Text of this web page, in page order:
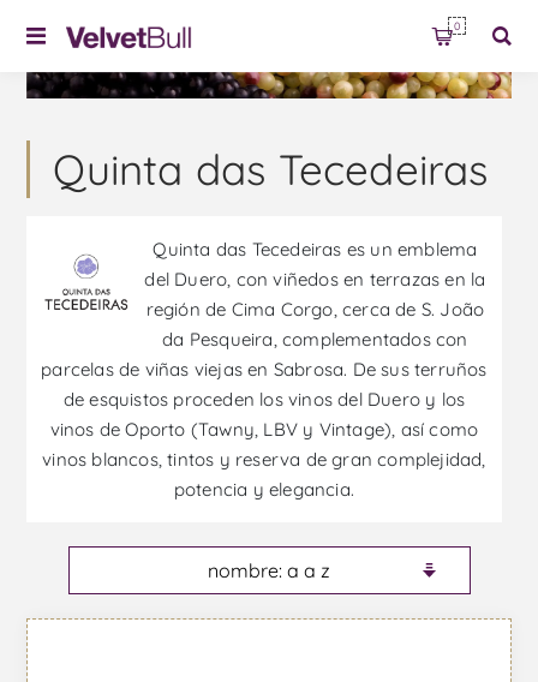
0
Quinta das Tecedeiras
Quinta das Tecedeiras es un emblema
del Duero, con viñedos en terrazas en la
región de Cima Corgo, cerca de S. João
da Pesqueira, complementados con
parcelas de viñas viejas en Sabrosa. De sus terruños
de esquistos proceden los vinos del Duero y los
vinos de Oporto (Tawny, LBV y Vintage), así como
vinos blancos, tintos y reserva de gran complejidad,
potencia y elegancia.